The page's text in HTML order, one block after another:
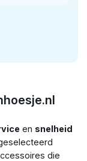
en snelheid
die